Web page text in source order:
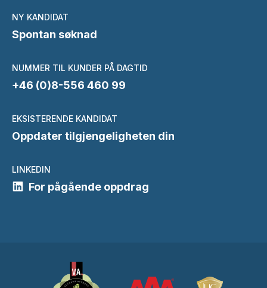
NY KANDIDAT
Spontan søknad
NUMMER TIL KUNDER PÅ DAGTID
+46 (0)8-556 460 99
EKSISTERENDE KANDIDAT
Oppdater tilgjengeligheten din
LINKEDIN
For pågående oppdrag